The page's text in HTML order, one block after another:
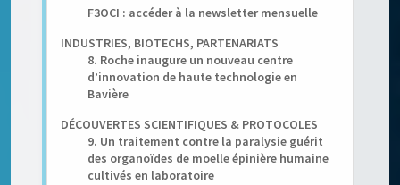
F3OCI : accéder à la newsletter mensuelle
INDUSTRIES, BIOTECHS, PARTENARIATS
8. Roche inaugure un nouveau centre
d’innovation de haute technologie en
Bavière
DÉCOUVERTES SCIENTIFIQUES & PROTOCOLES
9. Un traitement contre la paralysie guérit
des organoïdes de moelle épinière humaine
cultivés en laboratoire